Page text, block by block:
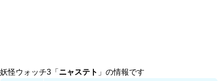
妖怪ウォッチ3「 ニャステト 」の情報です